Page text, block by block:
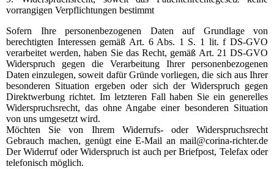
vorrangigen Verpflichtungen bestimmt
Sofern Ihre personenbezogenen Daten auf Grundlage von
berechtigten Interessen gemäß Art. 6 Abs. 1 S. 1 lit. f DS-GVO
verarbeitet werden, haben Sie das Recht, gemäß Art. 21 DS-GVO
Widerspruch gegen die Verarbeitung Ihrer personenbezogenen
Daten einzulegen, soweit dafür Gründe vorliegen, die sich aus Ihrer
besonderen Situation ergeben oder sich der Widerspruch gegen
Direktwerbung richtet. Im letzteren Fall haben Sie ein generelles
Widerspruchsrecht, das ohne Angabe einer besonderen Situation
von uns umgesetzt wird.
Möchten Sie von Ihrem Widerrufs- oder Widerspruchsrecht
Gebrauch machen, genügt eine E-Mail an mail@corina-richter.de
Der Widerruf oder Widerspruch ist auch per Briefpost, Telefax oder
telefonisch möglich.